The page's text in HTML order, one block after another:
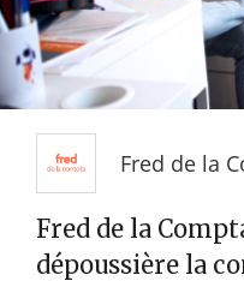
Fred de la
Fred de la
dépoussière la